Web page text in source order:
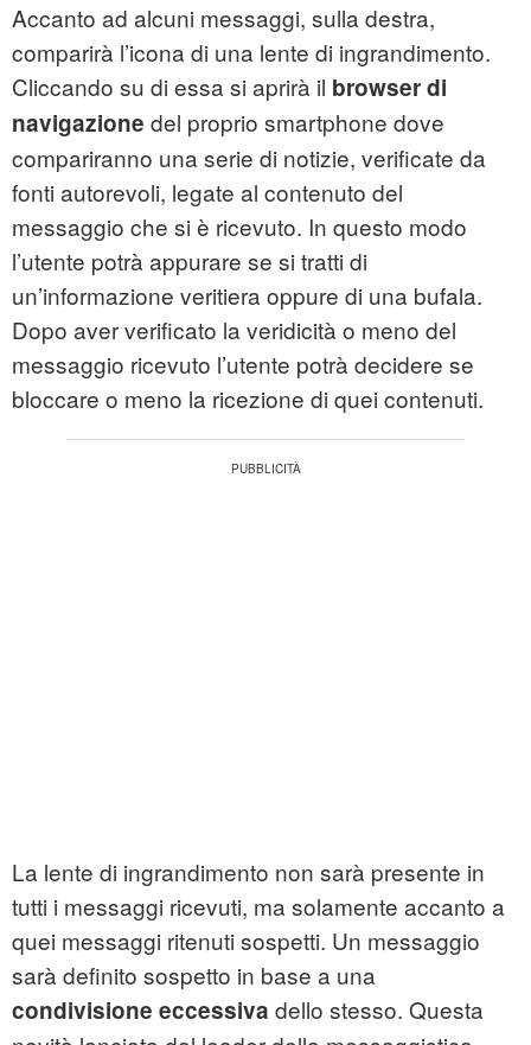
Accanto ad alcuni messaggi, sulla destra,
comparirà l’icona di una lente di ingrandimento.
Cliccando su di essa si aprirà il browser di
navigazione del proprio smartphone dove
compariranno una serie di notizie, verificate da
fonti autorevoli, legate al contenuto del
messaggio che si è ricevuto. In questo modo
l’utente potrà appurare se si tratti di
un’informazione veritiera oppure di una bufala.
Dopo aver verificato la veridicità o meno del
messaggio ricevuto l’utente potrà decidere se
bloccare o meno la ricezione di quei contenuti.
La lente di ingrandimento non sarà presente in
tutti i messaggi ricevuti, ma solamente accanto a
quei messaggi ritenuti sospetti. Un messaggio
sarà definito sospetto in base a una
condivisione eccessiva dello stesso. Questa